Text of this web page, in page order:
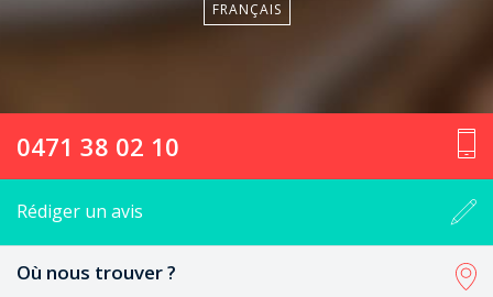
FRANÇAIS
0471 38 02 10
Rédiger un avis
Où nous trouver ?